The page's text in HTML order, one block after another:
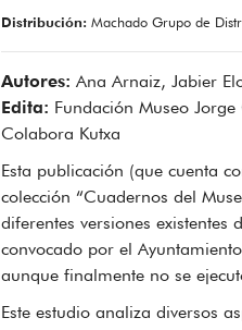
Distribución: Machado Grupo de
Autores: Ana Arnaiz, Jabier
Edita: Fundación Museo Jorge
Colabora Kutxa
Esta publicación (que cuenta
colección “Cuadernos del
diferentes versiones existentes
convocado por el
aunque finalmente no se
Este estudio analiza diversos